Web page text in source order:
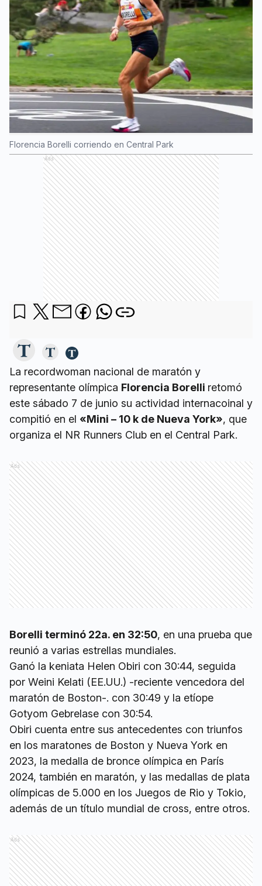
Florencia Borelli corriendo en Central Park
Ads
La recordwoman nacional de maratón y
representante olímpica Florencia Borelli retomó
este sábado 7 de junio su actividad internacoinal y
compitió en el «Mini – 10 k de Nueva York», que
organiza el NR Runners Club en el Central Park.
Ads
Borelli terminó 22a. en 32:50, en una prueba que
reunió a varias estrellas mundiales.
Ganó la keniata Helen Obiri con 30:44, seguida
por Weini Kelati (EE.UU.) -reciente vencedora del
maratón de Boston-. con 30:49 y la etíope
Gotyom Gebrelase con 30:54.
Obiri cuenta entre sus antecedentes con triunfos
en los maratones de Boston y Nueva York en
2023, la medalla de bronce olímpica en París
2024, también en maratón, y las medallas de plata
olímpicas de 5.000 en los Juegos de Rio y Tokio,
además de un título mundial de cross, entre otros.
Ads